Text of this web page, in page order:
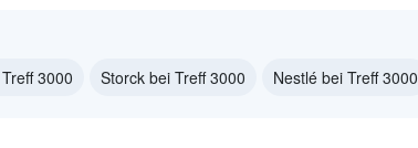
3000 Storck bei Treff 3000 Nestlé bei Treff 3000